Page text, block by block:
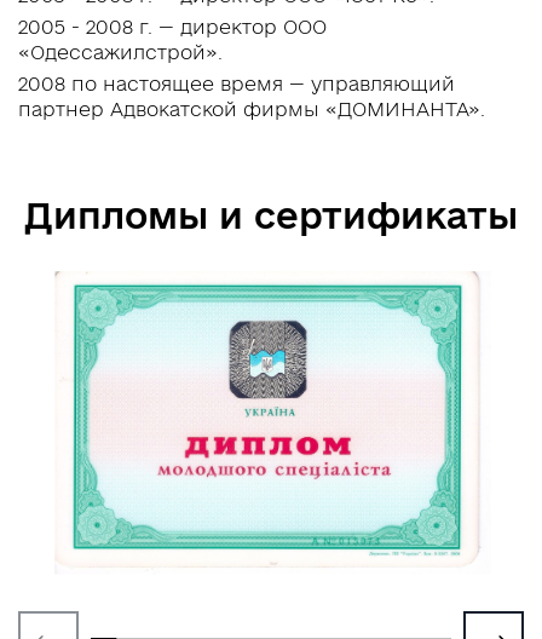
2005 - 2008 г. — директор ООО
«Одессажилстрой».
2008 по настоящее время — управляющий
партнер Адвокатской фирмы «ДОМИНАНТА».
Дипломы и сертификаты